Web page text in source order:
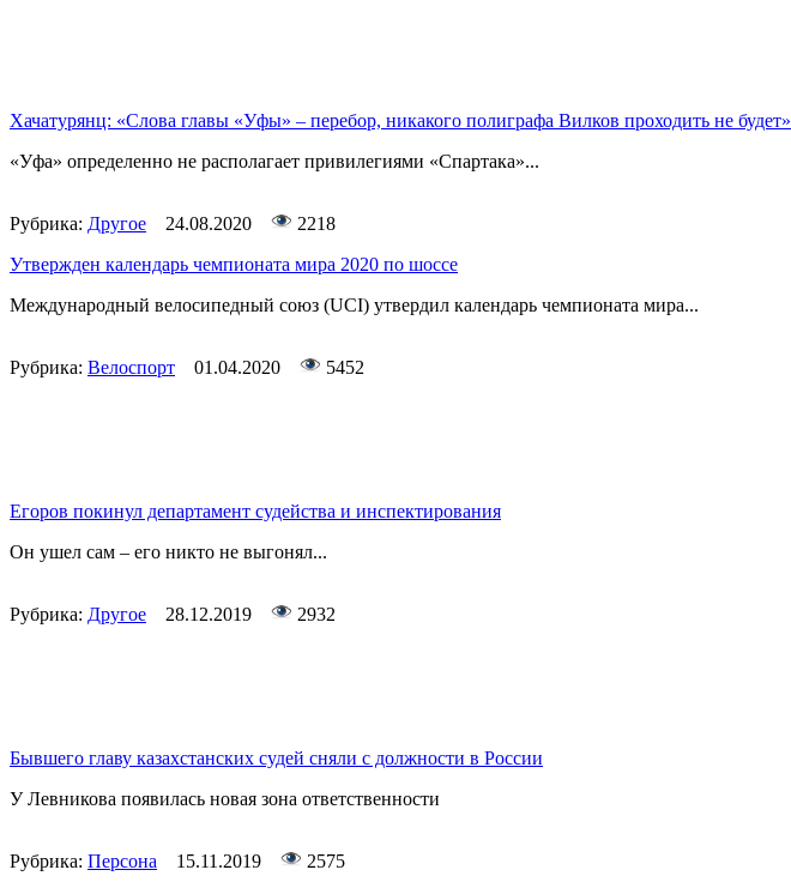
Хачатурянц: «Слова главы «Уфы» – перебор, никакого полиграфа Вилков проходить не будет»
«Уфа» определенно не располагает привилегиями «Спартака»...
Рубрика: Другое 24.08.2020
2218
Утвержден календарь чемпионата мира 2020 по шоссе
Международный велосипедный союз (UCI) утвердил календарь чемпионата мира...
Рубрика: Велоспорт 01.04.2020 5452
Егоров покинул департамент судейства и инспектирования
Он ушел сам – его никто не выгонял...
Рубрика: Другое 28.12.2019 2932
Бывшего главу казахстанских судей сняли с должности в России
У Левникова появилась новая зона ответственности
Рубрика: Персона 15.11.2019 2575